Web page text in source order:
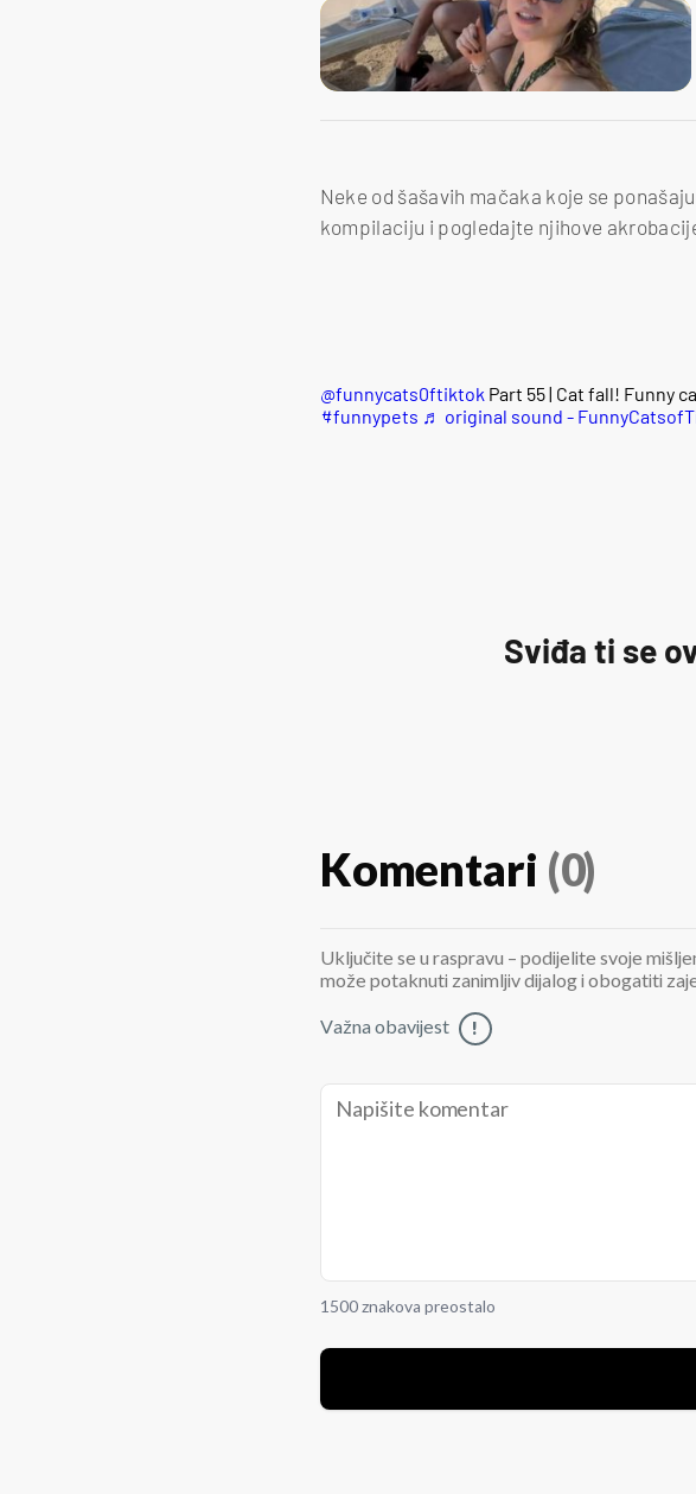
Neke od šašavih mačaka koje se
kompilaciju i pogledajte njihove
@funnycats0ftiktok Part 55 | Cat fall! Funny
#funnypets ♬ original sound -
Sviđa ti se
Komentari (0)
Uključite se u raspravu – podijelite svoje
može potaknuti zanimljiv dijalog i obogatiti
Važna obavijest !
1500 znakova preostalo